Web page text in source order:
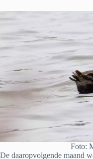
Foto:
De daaropvolgende maand